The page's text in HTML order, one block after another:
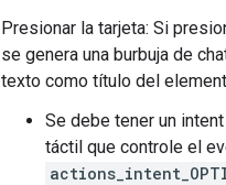
Presionar la tarjeta: Si
se genera una burbuja de
texto como título del
Se debe tener un
táctil que controle el